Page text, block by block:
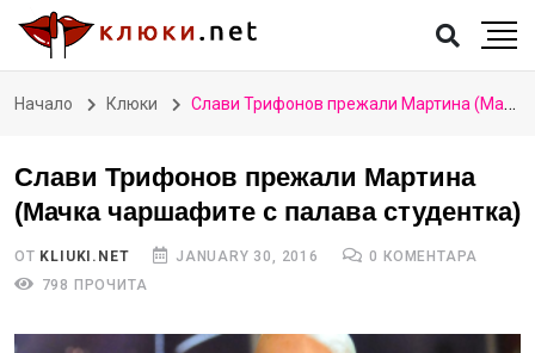
Начало Клюки Слави Трифонов прежали Мартина (Мачка чаршафите с палава студентка)
Слави Трифонов прежали Мартина
(Мачка чаршафите с палава студентка)
ОТ KLIUKI.NET JANUARY 30, 2016
0 КОМЕНТАРА
798 ПРОЧИТА